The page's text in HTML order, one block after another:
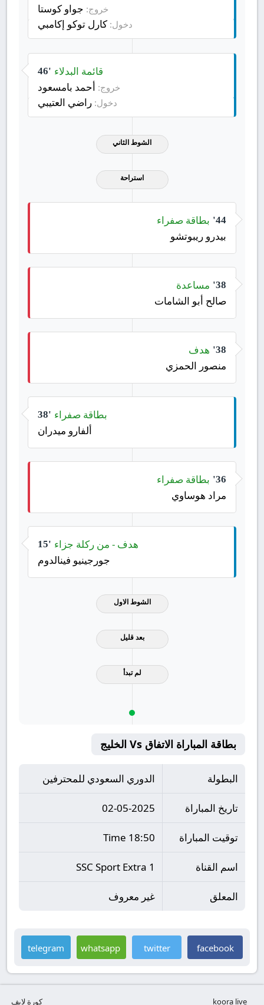
خروج: جواو كوستا
دخول: كارل توكو إكامبي
46' قائمة البدلاء
خروج: أحمد بامسعود
دخول: راضي العتيبي
الشوط الثاني
استراحة
44' بطاقة صفراء
بيدرو ريبوتشو
38' مساعدة
صالح أبو الشامات
38' هدف
منصور الحمزي
38' بطاقة صفراء
ألفارو ميدران
36' بطاقة صفراء
مراد هوساوي
15' هدف - من ركلة جزاء
جورجينيو فينالدوم
الشوط الاول
بعد قليل
لم تبدأ
بطاقة المباراة الاتفاق Vs الخليج
البطولة الدوري السعودي للمحترفين
تاريخ المباراة 02-05-2025
توقيت المباراة 18:50 Time
اسم القناة SSC Sport Extra 1
المعلق غير معروف
facebook
twitter
whatsapp
telegram
كورة لايف koora live